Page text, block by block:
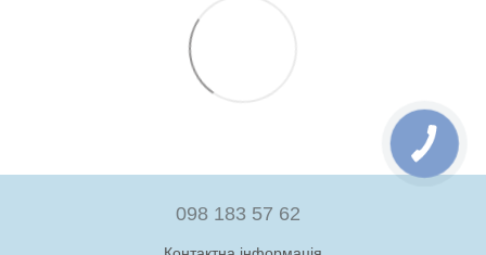
098 183 57 62